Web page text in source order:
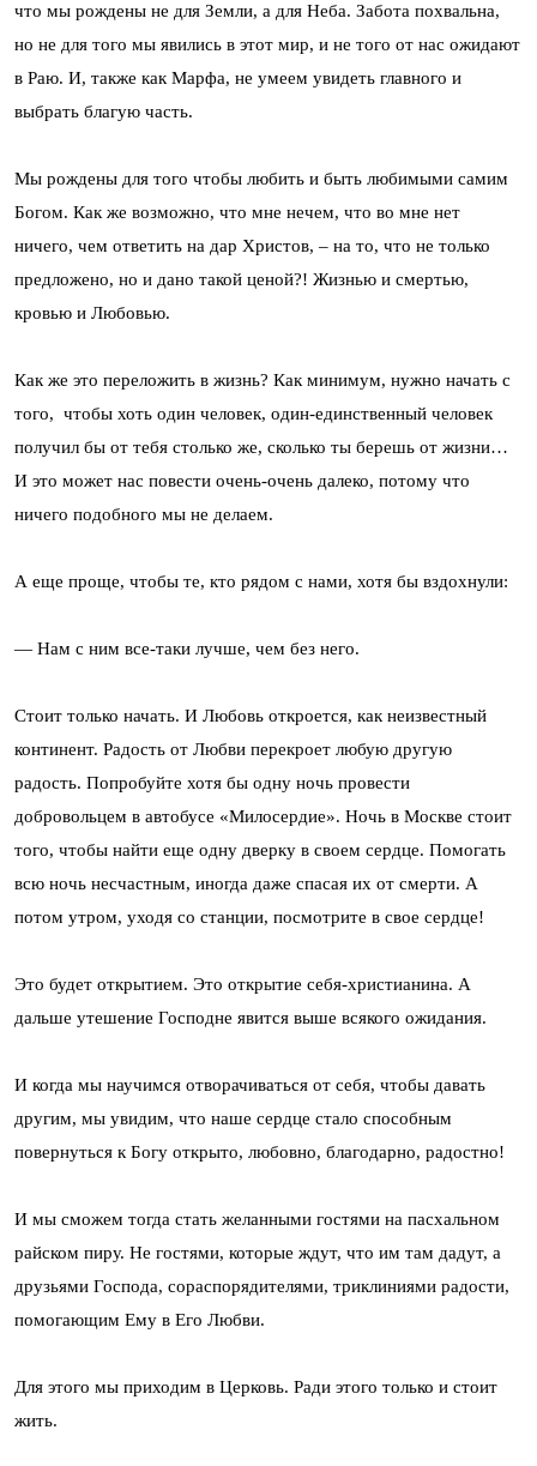
что мы рождены не для Земли, а для Неба. Забота похвальна,
но не для того мы явились в этот мир, и не того от нас ожидают
в Раю. И, также как Марфа, не умеем увидеть главного и
выбрать благую часть.
Мы рождены для того чтобы любить и быть любимыми самим
Богом. Как же возможно, что мне нечем, что во мне нет
ничего, чем ответить на дар Христов, – на то, что не только
предложено, но и дано такой ценой?! Жизнью и смертью,
кровью и Любовью.
Как же это переложить в жизнь? Как минимум, нужно начать с
того, чтобы хоть один человек, один-единственный человек
получил бы от тебя столько же, сколько ты берешь от жизни…
И это может нас повести очень-очень далеко, потому что
ничего подобного мы не делаем.
А еще проще, чтобы те, кто рядом с нами, хотя бы вздохнули:
— Нам с ним все-таки лучше, чем без него.
Стоит только начать. И Любовь откроется, как неизвестный
континент. Радость от Любви перекроет любую другую
радость. Попробуйте хотя бы одну ночь провести
добровольцем в автобусе «Милосердие». Ночь в Москве стоит
того, чтобы найти еще одну дверку в своем сердце. Помогать
всю ночь несчастным, иногда даже спасая их от смерти. А
потом утром, уходя со станции, посмотрите в свое сердце!
Это будет открытием. Это открытие себя-христианина. А
дальше утешение Господне явится выше всякого ожидания.
И когда мы научимся отворачиваться от себя, чтобы давать
другим, мы увидим, что наше сердце стало способным
повернуться к Богу открыто, любовно, благодарно, радостно!
И мы сможем тогда стать желанными гостями на пасхальном
райском пиру. Не гостями, которые ждут, что им там дадут, а
друзьями Господа, сораспорядителями, триклиниями радости,
помогающим Ему в Его Любви.
Для этого мы приходим в Церковь. Ради этого только и стоит
жить.